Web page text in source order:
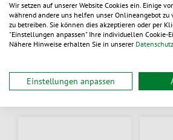
Alternative
Wir setzen auf unserer Website Cookies ein. Einige
während andere uns helfen unser Onlineangebot
zu betreiben. Sie können dies akzeptieren oder per
"Einstellungen anpassen" Ihre individuellen Cookie-
Nähere Hinweise erhalten Sie in unserer
Einstellungen anpassen